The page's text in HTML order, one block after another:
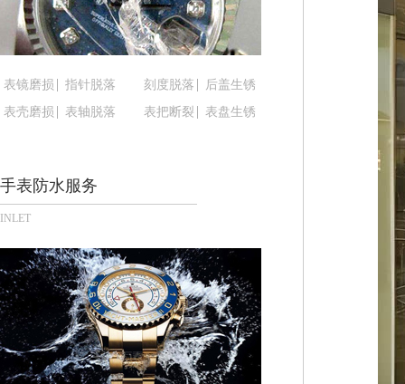
无锡市梁溪区人民中路139号恒隆广场写字楼1座
南通市崇川区工农路57号圆融广场写字楼16层
苏州市苏州工业园区星港街199号苏州中心办公楼
武汉市江汉区解放大道686号世界贸易大厦38层09
南宁市青秀区金湖路59号地王大厦12楼1224室（
合肥市蜀山区潜山路111号万象城华润大厦B座12
泉州市丰泽区宝洲路729号浦西万达中心写字楼A
烟台市芝罘区胜利路139号万达金融中心A座907室
长春市朝阳区西安大路727号中银大厦A座(旺进大
贵阳市南明区都司高架桥路33号亨特国际金融中心
昆明市盘龙区北京路928号同德昆明广场写字楼10
石家庄市长安区中山东路39号勒泰中心写字楼B座
西安市碑林区南关正街88号华侨城长安国际中心E
海口市龙华区金贸东路5号海口华润大厦B座17层
表镜磨损 指针脱落 刻度脱落
后盖生锈
表壳磨损
表轴脱落 表把断裂 表盘生锈
手表防水服务
INLET